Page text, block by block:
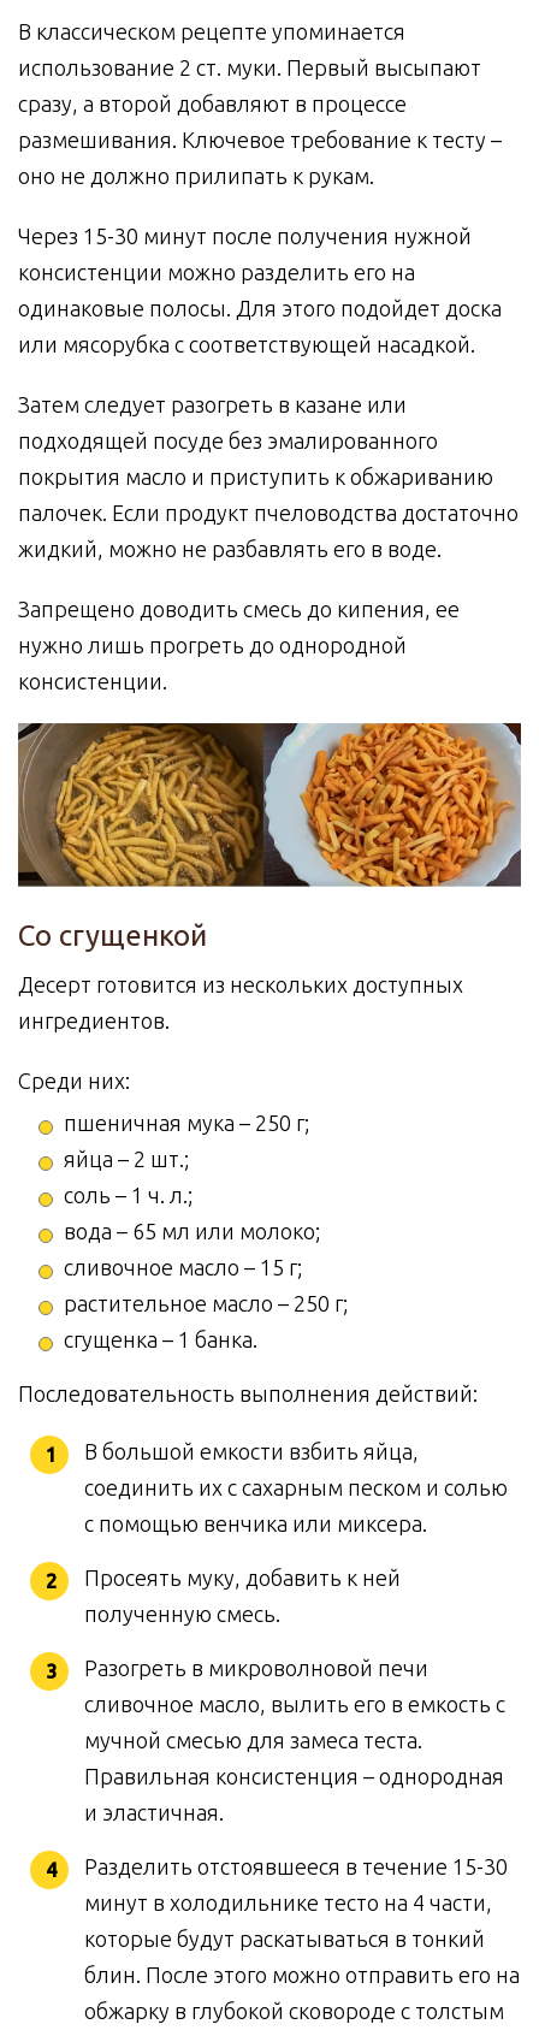
В классическом рецепте упоминается
использование 2 ст. муки. Первый высыпают
сразу, а второй добавляют в процессе
размешивания. Ключевое требование к тесту –
оно не должно прилипать к рукам.
Через 15-30 минут после получения нужной
консистенции можно разделить его на
одинаковые полосы. Для этого подойдет доска
или мясорубка с соответствующей насадкой.
Затем следует разогреть в казане или
подходящей посуде без эмалированного
покрытия масло и приступить к обжариванию
палочек. Если продукт пчеловодства достаточно
жидкий, можно не разбавлять его в воде.
Запрещено доводить смесь до кипения, ее
нужно лишь прогреть до однородной
консистенции.
Со сгущенкой
Десерт готовится из нескольких доступных
ингредиентов.
Среди них:
пшеничная мука – 250 г;
яйца – 2 шт.;
соль – 1 ч. л.;
вода – 65 мл или молоко;
сливочное масло – 15 г;
растительное масло – 250 г;
сгущенка – 1 банка.
Последовательность выполнения действий:
В большой емкости взбить яйца,
соединить их с сахарным песком и солью
с помощью венчика или миксера.
Просеять муку, добавить к ней
полученную смесь.
Разогреть в микроволновой печи
сливочное масло, вылить его в емкость с
мучной смесью для замеса теста.
Правильная консистенция – однородная
и эластичная.
Разделить отстоявшееся в течение 15-30
минут в холодильнике тесто на 4 части,
которые будут раскатываться в тонкий
блин. После этого можно отправить его на
обжарку в глубокой сковороде с толстым